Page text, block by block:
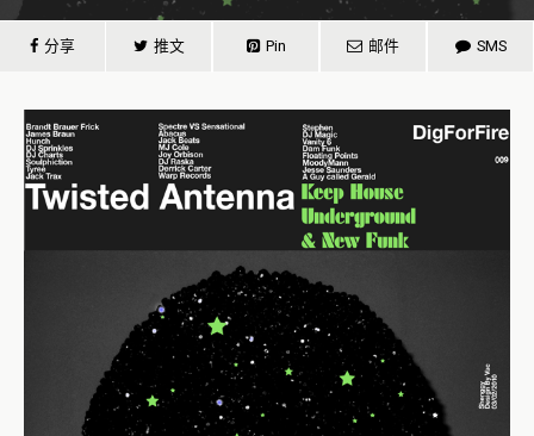
分享 推文 Pin 邮件 SMS